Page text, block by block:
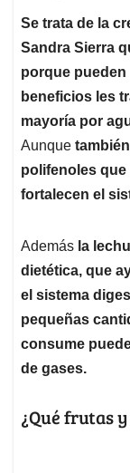
Se trata de la
Sandra Sierra
porque
beneficios les
mayoría por
Aunque
polifenoles
fortalecen el
Además la
dietética, que
el sistema
pequeñas
consume
de gases.
¿Qué frutas